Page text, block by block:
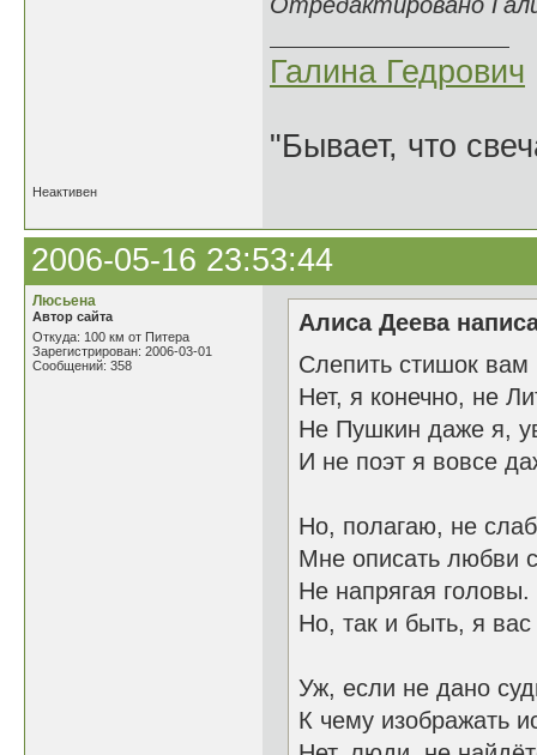
Галина Гедрович
"Бывает, что
Неактивен
2006-05-16 23:53:44
Люсьена
Автор сайта
Откуда: 100 км от Питера
Зарегистрирован: 2006-03-01
Сообщений: 358
Алиса Деева
Слепить стишок
Нет, я конечно, не
Не Пушкин даже я,
И не поэт я вовсе
Но, полагаю, не
Мне описать любви
Не напрягая головы.
Но, так и быть, я
Уж, если не дано
К чему изображать